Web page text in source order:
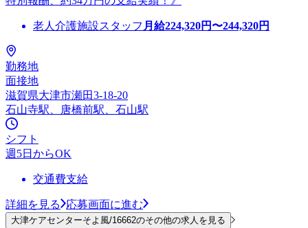
老人介護施設スタッフ 月給224,320円〜244,320円
勤務地
面接地
滋賀県大津市瀬田3-18-20
石山寺駅、唐橋前駅、石山駅
シフト
週5日からOK
交通費支給
詳細を見る 応募画面に進む
大津ケアセンターそよ風/16662のその他の求人を見る